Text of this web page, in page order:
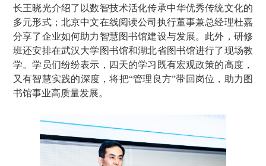
长王晓光介绍了以数智技术活化传承中华优秀传统文化的
多元形式；北京中文在线阅读公司执行董事兼总经理杜嘉
分享了企业如何助力智慧图书馆建设与发展。此外，研修
班还安排在武汉大学图书馆和湖北省图书馆进行了现场教
学。学员们纷纷表示，四天的学习既有宏观政策的高度，
又有智慧实践的深度，将把“管理良方”带回岗位，助力图
书馆事业高质量发展。